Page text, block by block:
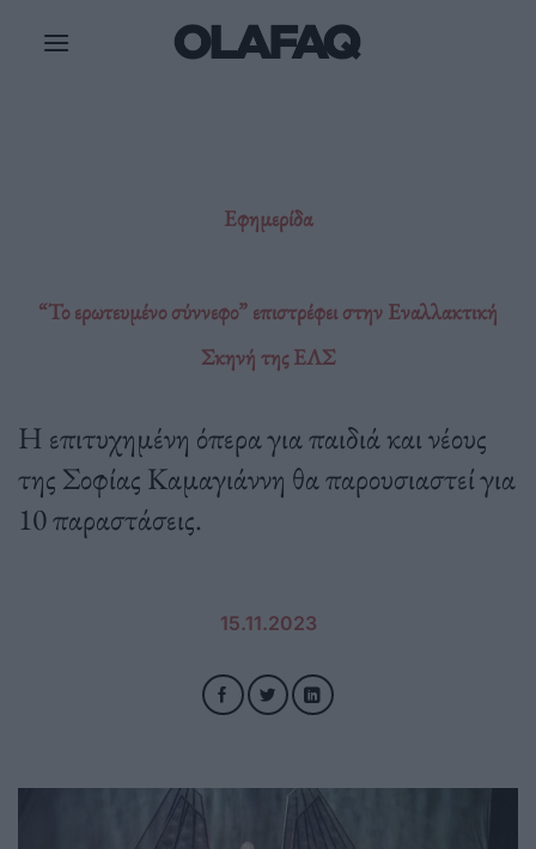
Εφημερίδα
“Το ερωτευμένο σύννεφο” επιστρέφει στην Εναλλακτική
Σκηνή της ΕΛΣ
H επιτυχημένη όπερα για παιδιά και νέους
της Σοφίας Καμαγιάννη θα παρουσιαστεί για
10 παραστάσεις.
15.11.2023